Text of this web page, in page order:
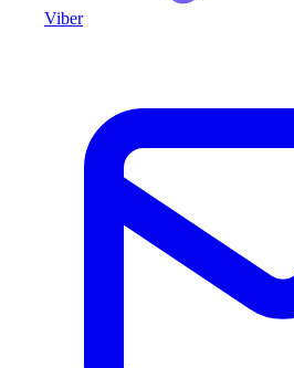
Viber